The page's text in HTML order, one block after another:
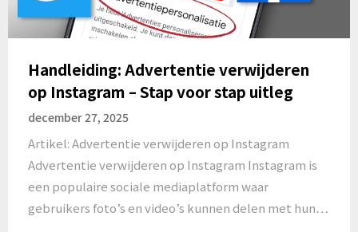
Handleiding: Advertentie verwijderen
op Instagram – Stap voor stap uitleg
december 27, 2025
Artikel: Advertentie verwijderen op Instagram
Advertentie verwijderen op Instagram Instagram is
een populaire sociale mediaplatform waar
gebruikers foto’s en video’s kunnen delen met hun…